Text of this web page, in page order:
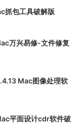
包工具破解版
万兴易修-文件修复
Mac图像处理软
平面设计cdr软件破